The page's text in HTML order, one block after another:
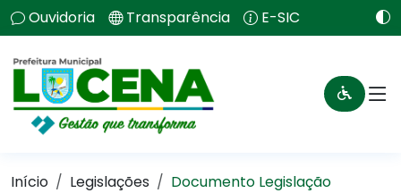
Ouvidoria Transparência E-SIC
Início Legislações Documento Legislação